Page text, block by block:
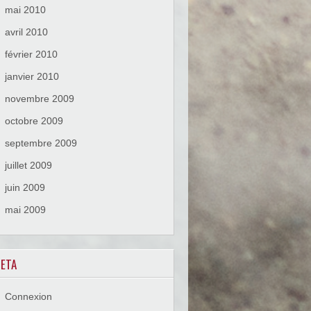
mai 2010
avril 2010
février 2010
janvier 2010
novembre 2009
octobre 2009
septembre 2009
juillet 2009
juin 2009
mai 2009
Connexion